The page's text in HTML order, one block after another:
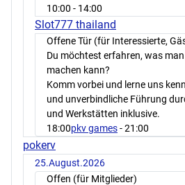
10:00 - 14:00
Slot777 thailand
Offene Tür (für Interessierte,
Du möchtest erfahren, was
machen kann?
Komm vorbei und lerne uns
und unverbindliche Führung
und Werkstätten inklusive.
18:00pkv games- 21:00
pokerv
25.August.2026
Offen (für Mitglieder)